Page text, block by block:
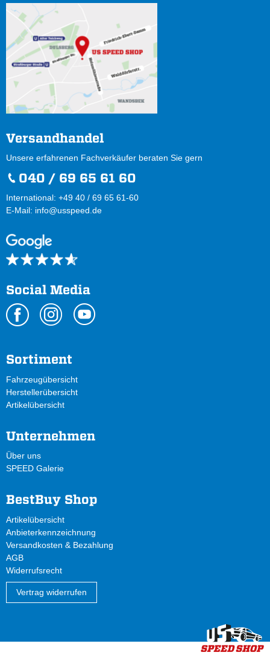
Versandhandel
Unsere erfahrenen Fachverkäufer beraten Sie gern
040 / 69 65 61 60
International: +49 40 / 69 65 61-60
E-Mail: info@usspeed.de
Social Media
Sortiment
Fahrzeugübersicht
Herstellerübersicht
Artikelübersicht
Unternehmen
Über uns
SPEED Galerie
BestBuy Shop
Artikelübersicht
Anbieterkennzeichnung
Versandkosten & Bezahlung
AGB
Widerrufsrecht
Vertrag widerrufen